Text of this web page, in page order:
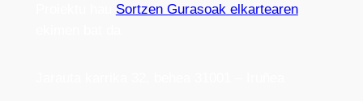
Sortzen Gurasoak elkartearen